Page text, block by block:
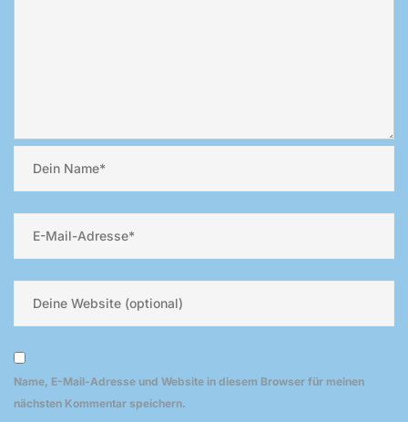
Name, E-Mail-Adresse und Website in diesem Browser für meinen
nächsten Kommentar speichern.